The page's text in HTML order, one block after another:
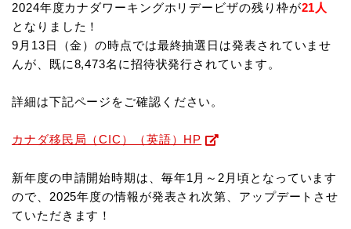
2024年度カナダワーキングホリデービザの残り枠が21人
となりました！
9月13日（金）の時点では最終抽選日は発表されていませ
んが、既に8,473名に招待状発行されています。
詳細は下記ページをご確認ください。
カナダ移民局（CIC）（英語）HP
新年度の申請開始時期は、毎年1月～2月頃となっています
ので、2025年度の情報が発表され次第、アップデートさせ
ていただきます！